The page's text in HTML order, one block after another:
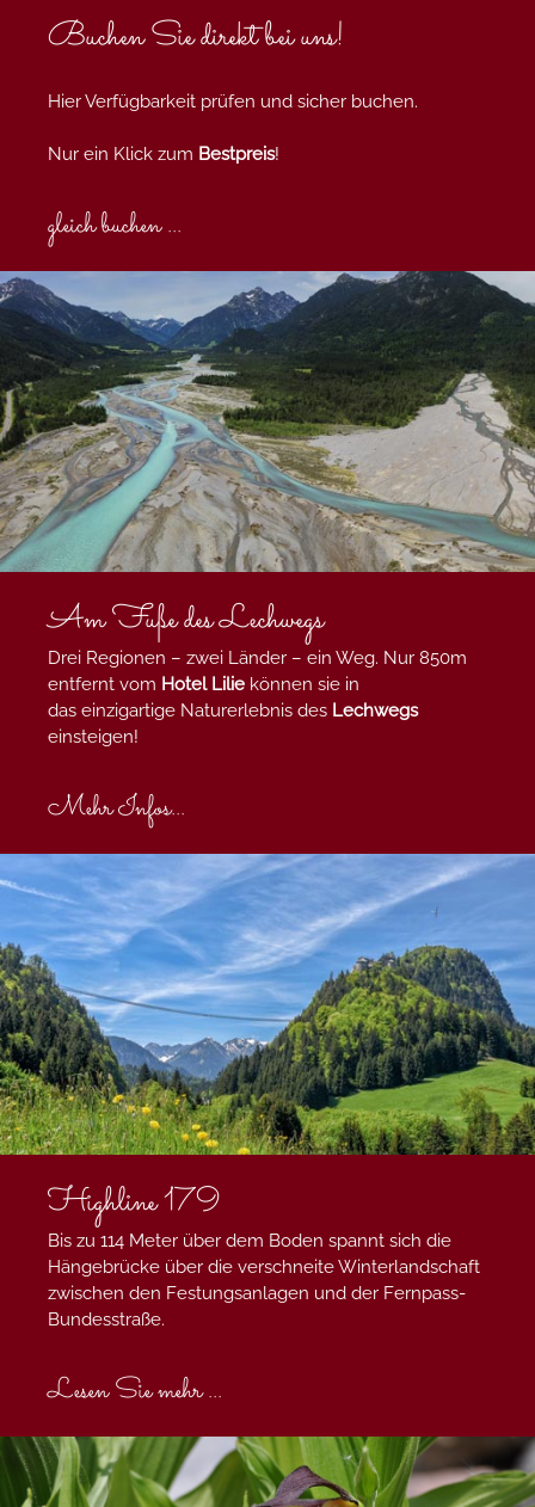
Buchen Sie direkt bei uns!
Hier Verfügbarkeit prüfen und sicher buchen.
Nur ein Klick zum Bestpreis!
gleich buchen ...
Am Fuße des Lechwegs
Drei Regionen – zwei Länder – ein Weg. Nur 850m
entfernt vom Hotel Lilie können sie in
das einzigartige Naturerlebnis des Lechwegs
einsteigen!
Mehr Infos...
Highline 179
Bis zu 114 Meter über dem Boden spannt sich die
Hängebrücke über die verschneite Winterlandschaft
zwischen den Festungsanlagen und der Fernpass-
Bundesstraße.
Lesen Sie mehr ...